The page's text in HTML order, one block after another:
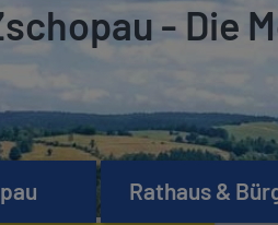
- Die
Rathaus &